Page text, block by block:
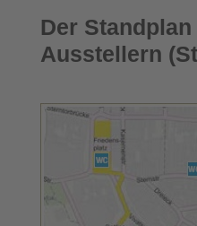
Der
Ausstellern